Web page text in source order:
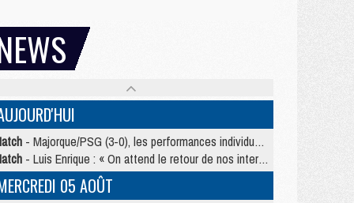
- Majorque/PSG (3-0), les performances individuelles
- Luis Enrique : « On attend le retour de nos internationaux »
05 AOÛT